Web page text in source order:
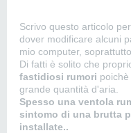
Scrivo questo articolo
dover modificare alcuni
mio computer,
Di fatti è solito che
fastidiosi rumori
grande quantità d'aria.
Spesso una ventola
sintomo di una brutta
installate..